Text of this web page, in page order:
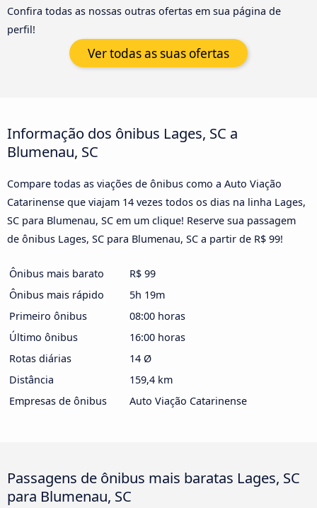
Confira todas as nossas outras ofertas em sua página de
perfil!
Ver todas as suas ofertas
Informação dos ônibus Lages, SC a
Blumenau, SC
Compare todas as viações de ônibus como a Auto Viação
Catarinense que viajam 14 vezes todos os dias na linha Lages,
SC para Blumenau, SC em um clique! Reserve sua passagem
de ônibus Lages, SC para Blumenau, SC a partir de R$ 99!
Ônibus mais barato
R$ 99
Ônibus mais rápido
5h 19m
Primeiro ônibus
08:00 horas
Último ônibus
16:00 horas
Rotas diárias
14 Ø
Distância
159,4 km
Empresas de ônibus
Auto Viação Catarinense
Passagens de ônibus mais baratas Lages, SC
para Blumenau, SC